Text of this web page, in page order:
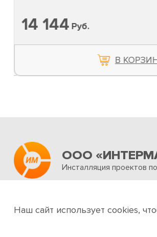
14 144 Руб.
В
ООО
Инсталляция проектов
Наш сайт использует cookies,